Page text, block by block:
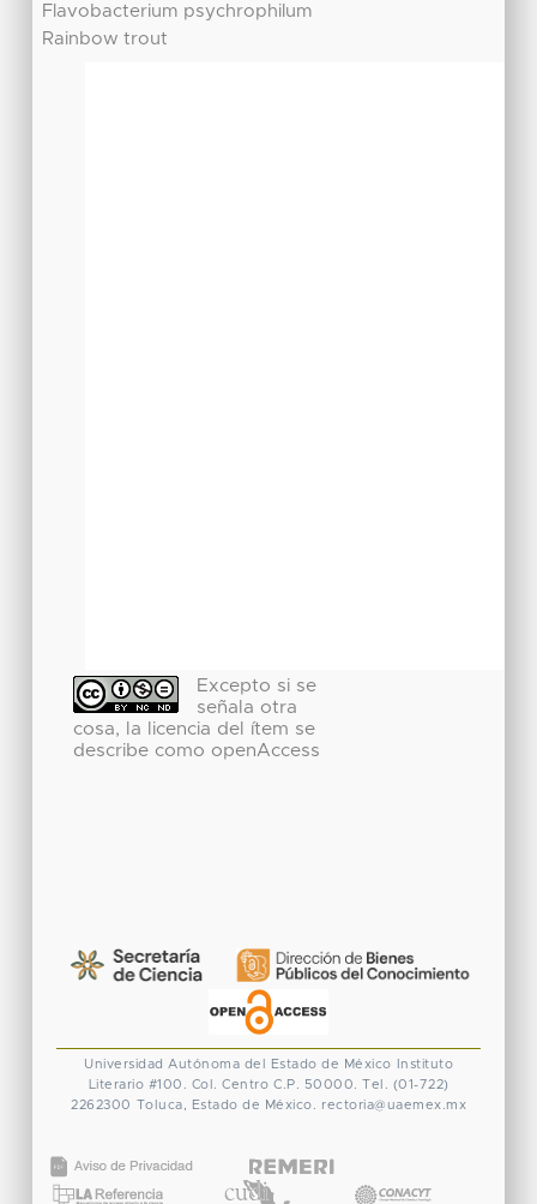
Flavobacterium psychrophilum
Rainbow trout
Excepto si se
señala otra
cosa, la licencia del ítem se
describe como openAccess
Universidad Autónoma del Estado de México
Instituto
Literario #100. Col. Centro C.P. 50000. Tel. (01-722)
2262300 Toluca, Estado de México. rectoria@uaemex.mx